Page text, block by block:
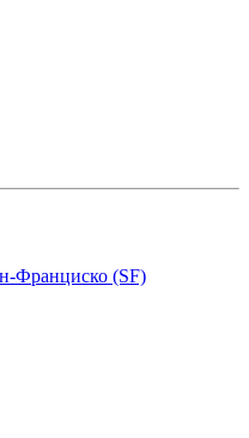
Франциско (SF)